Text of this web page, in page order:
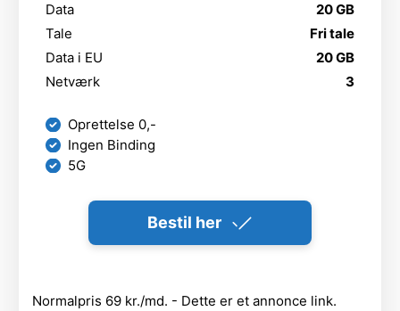
Data
20 GB
Tale
Fri tale
Data i EU
20 GB
Netværk
3
Oprettelse 0,-
Ingen Binding
5G
Bestil her
Normalpris 69 kr./md. - Dette er et annonce link.